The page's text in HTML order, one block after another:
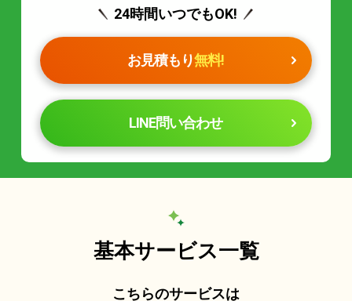
24時間いつでもOK!
お見積もり無料!
LINE問い合わせ
基本サービス一覧
こちらのサービスは